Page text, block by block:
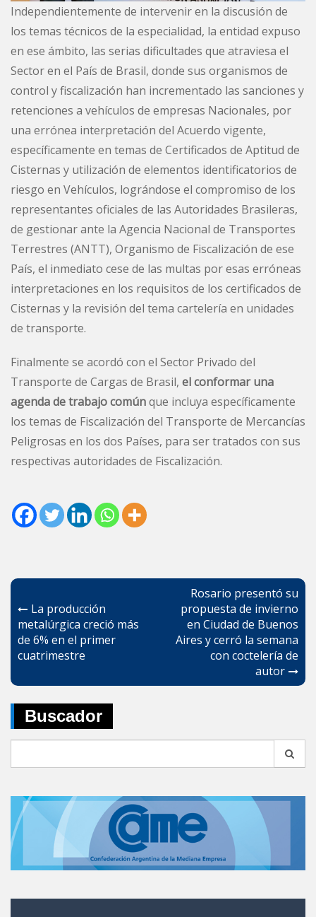
Independientemente de intervenir en la discusión de
los temas técnicos de la especialidad, la entidad expuso
en ese ámbito, las serias dificultades que atraviesa el
Sector en el País de Brasil, donde sus organismos de
control y fiscalización han incrementado las sanciones y
retenciones a vehículos de empresas Nacionales, por
una errónea interpretación del Acuerdo vigente,
específicamente en temas de Certificados de Aptitud de
Cisternas y utilización de elementos identificatorios de
riesgo en Vehículos, lográndose el compromiso de los
representantes oficiales de las Autoridades Brasileras,
de gestionar ante la Agencia Nacional de Transportes
Terrestres (ANTT), Organismo de Fiscalización de ese
País, el inmediato cese de las multas por esas erróneas
interpretaciones en los requisitos de los certificados de
Cisternas y la revisión del tema cartelería en unidades
de transporte.
Finalmente se acordó con el Sector Privado del
Transporte de Cargas de Brasil, el conformar una
agenda de trabajo comúnque incluya específicamente
los temas de Fiscalización del Transporte de Mercancías
Peligrosas en los dos Países, para ser tratados con sus
respectivas autoridades de Fiscalización.
Navegación
de
entradas
La producción
metalúrgica creció más
de 6% en el primer
cuatrimestre
Rosario presentó su
propuesta de invierno
en Ciudad de Buenos
Aires y cerró la semana
con coctelería de
autor
Buscador